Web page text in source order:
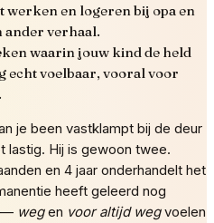
werken en logeren bij opa en
ander verhaal.
waarin jouw kind de held
echt voelbaar, vooral voor
je been vastklampt bij de deur
lastig. Hij is gewoon twee.
en 4 jaar onderhandelt het
heeft geleerd nog
— wegen voor altijd wegvoelen